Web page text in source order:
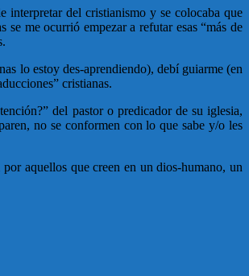
interpretar del cristianismo y se colocaba que
me ocurrió empezar a refutar esas “más de
lo estoy des-aprendiendo), debí guiarme (en
cristianas.
del pastor o predicador de su iglesia,
no se conformen con lo que sabe y/o les
aquellos que creen en un dios-humano, un